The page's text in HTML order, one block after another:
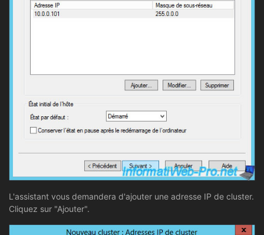
L'assistant vous demandera d'ajouter une adresse IP de cluster.
Cliquez sur "Ajouter".